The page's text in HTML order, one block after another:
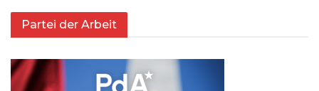
Partei der Arbeit